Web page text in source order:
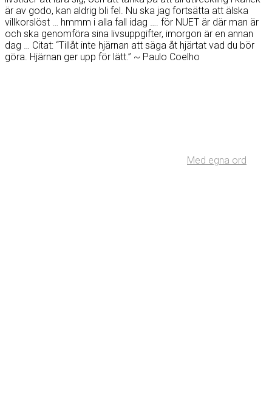
är av godo, kan aldrig bli fel. Nu ska jag fortsätta att älska
villkorslöst … hmmm i alla fall idag …. för NUET är där man är
och ska genomföra sina livsuppgifter, imorgon är en annan
dag … Citat: “Tillåt inte hjärnan att säga åt hjärtat vad du bör
göra. Hjärnan ger upp för lätt.” ~ Paulo Coelho
Med egna ord